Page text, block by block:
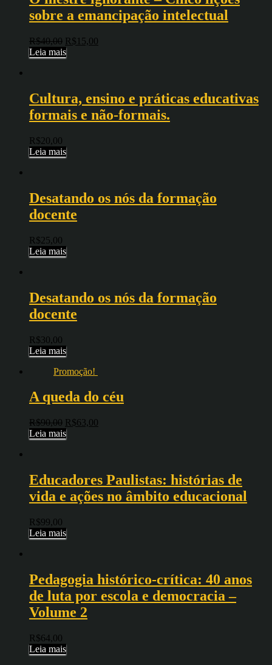
sobre a emancipação intelectual
R$40,00 R$ 15,00
Leia mais
Cultura, ensino e práticas educativas
formais e não-formais.
R$20,00
Leia mais
Desatando os nós da formação
docente
R$25,00
Leia mais
Desatando os nós da formação
docente
R$30,00
Leia mais
Promoção!
A queda do céu
R$90,00 R$63,00
Leia mais
Educadores Paulistas: histórias de
vida e ações no âmbito educacional
R$99,00
Leia mais
Pedagogia histórico-crítica: 40 anos
de luta por escola e democracia –
Volume 2
R$64,00
Leia mais